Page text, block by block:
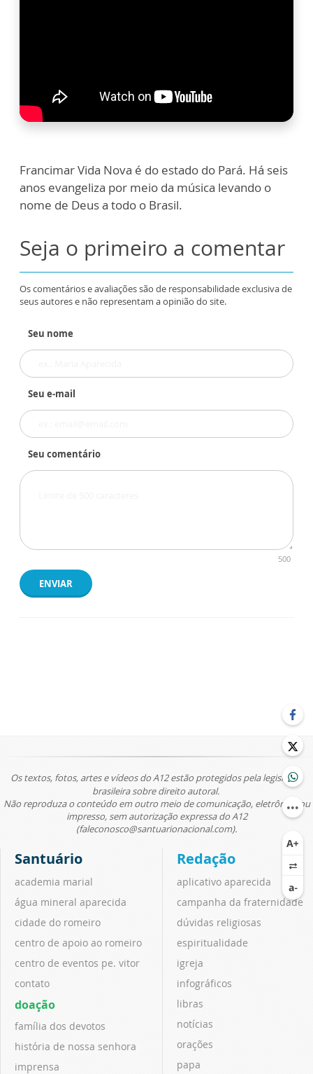
Francimar Vida Nova é do estado do Pará. Há seis
anos evangeliza por meio da música levando o
nome de Deus a todo o Brasil.
Seja o primeiro a comentar
Os comentários e avaliações são de responsabilidade exclusiva de
seus autores e não representam a opinião do site.
Seu nome
Seu e-mail
Seu comentário
500
ENVIAR
Os textos, fotos, artes e vídeos do A12 estão protegidos pela legislação
brasileira sobre direito autoral.
Não reproduza o conteúdo em outro meio de comunicação, eletrônico ou
impresso, sem autorização expressa do A12
(faleconosco@santuarionacional.com).
Santuário
academia marial
água mineral aparecida
cidade do romeiro
centro de apoio ao romeiro
centro de eventos pe. vitor
contato
doação
família dos devotos
história de nossa senhora
imprensa
Redação
aplicativo aparecida
campanha da fraternidade
dúvidas religiosas
espiritualidade
igreja
infográficos
libras
notícias
orações
papa